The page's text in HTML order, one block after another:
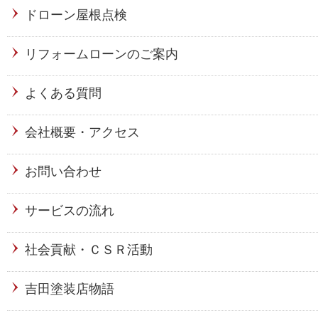
ドローン屋根点検
リフォームローンのご案内
よくある質問
会社概要・アクセス
お問い合わせ
サービスの流れ
社会貢献・ＣＳＲ活動
吉田塗装店物語